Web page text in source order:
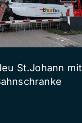
St.Johann mit